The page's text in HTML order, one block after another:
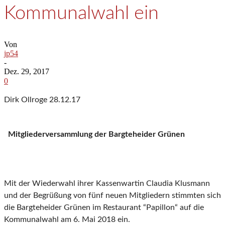
Kommunalwahl ein
Von
jp54
-
Dez. 29, 2017
0
Dirk Ollroge 28.12.17
Mitgliederversammlung der Bargteheider Grünen
Mit der Wiederwahl ihrer Kassenwartin Claudia Klusmann
und der Begrüßung von fünf neuen Mitgliedern stimmten sich
die Bargteheider Grünen im Restaurant “Papillon“ auf die
Kommunalwahl am 6. Mai 2018 ein.